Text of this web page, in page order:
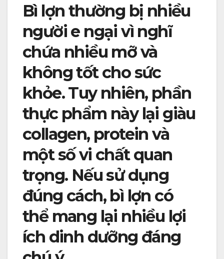
Bì lợn thường bị nhiều
người e ngại vì nghĩ
chứa nhiều mỡ và
không tốt cho sức
khỏe. Tuy nhiên, phần
thực phẩm này lại giàu
collagen, protein và
một số vi chất quan
trọng. Nếu sử dụng
đúng cách, bì lợn có
thể mang lại nhiều lợi
ích dinh dưỡng đáng